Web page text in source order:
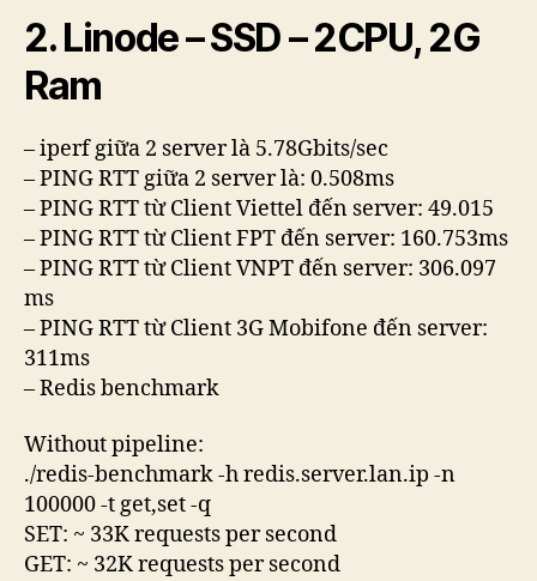
2. Linode – SSD – 2CPU, 2G
Ram
– iperf giữa 2 server là 5.78Gbits/sec
– PING RTT giữa 2 server là: 0.508ms
– PING RTT từ Client Viettel đến server: 49.015
– PING RTT từ Client FPT đến server: 160.753ms
– PING RTT từ Client VNPT đến server: 306.097
ms
– PING RTT từ Client 3G Mobifone đến server:
311ms
– Redis benchmark
Without pipeline:
./redis-benchmark -h redis.server.lan.ip -n
100000 -t get,set -q
SET: ~ 33K requests per second
GET: ~ 32K requests per second